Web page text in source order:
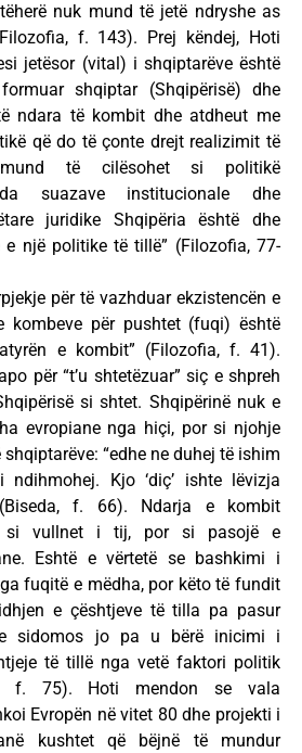
nuk mund të jetë ndryshe as
f. 143). Prej këndej, Hoti
jetësor (vital) i shqiptarëve është
shqiptar (Shqipërisë) dhe
ndara të kombit dhe atdheut me
që do të çonte drejt realizimit të
të cilësohet si politikë
suazave institucionale dhe
juridike Shqipëria është dhe
një politike të tillë” (Filozofia, 77-
për të vazhduar ekzistencën e
kombeve për pushtet (fuqi) është
e kombit” (Filozofia, f. 41).
për “t’u shtetëzuar” siç e shpreh
si shtet. Shqipërinë nuk e
evropiane nga hiçi, por si njohje
“edhe ne duhej të ishim
Kjo ‘diç’ ishte lëvizja
f. 66). Ndarja e kombit
si vullnet i tij, por si pasojë e
Eshtë e vërtetë se bashkimi i
fuqitë e mëdha, por këto të fundit
e çështjeve të tilla pa pasur
sidomos jo pa u bërë inicimi i
të tillë nga vetë faktori politik
f. 75). Hoti mendon se vala
Evropën në vitet 80 dhe projekti i
kushtet që bëjnë të mundur